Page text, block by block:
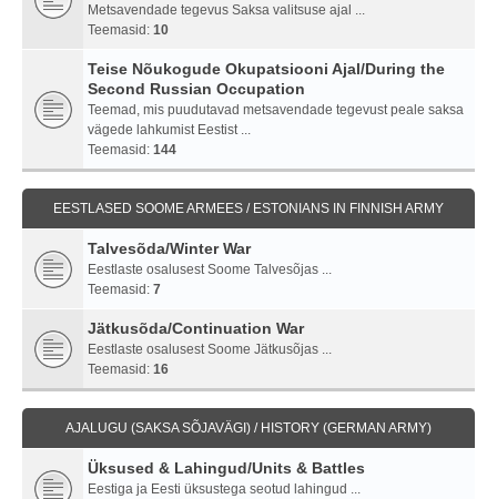
Metsavendade tegevus Saksa valitsuse ajal ...
Teemasid: 10
Teise Nõukogude Okupatsiooni Ajal/During the
Second Russian Occupation
Teemad, mis puudutavad metsavendade tegevust peale saksa
vägede lahkumist Eestist ...
Teemasid: 144
EESTLASED SOOME ARMEES / ESTONIANS IN FINNISH ARMY
Talvesõda/Winter War
Eestlaste osalusest Soome Talvesõjas ...
Teemasid: 7
Jätkusõda/Continuation War
Eestlaste osalusest Soome Jätkusõjas ...
Teemasid: 16
AJALUGU (SAKSA SÕJAVÄGI) / HISTORY (GERMAN ARMY)
Üksused & Lahingud/Units & Battles
Eestiga ja Eesti üksustega seotud lahingud ...